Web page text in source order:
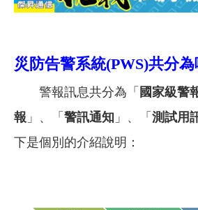
災防告警系統(PWS)共分為
警報訊息共分為「 國家級警
報 」、「 警訊通知 」、「 測試用
下是個別的介紹說明：